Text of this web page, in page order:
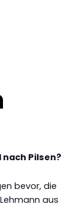
Pilsen?
bevor, die
aus